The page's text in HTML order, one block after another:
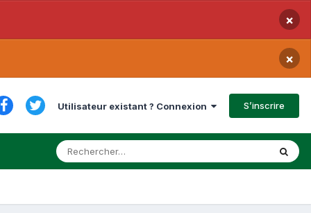
×
×
Utilisateur existant ? Connexion S’inscrire